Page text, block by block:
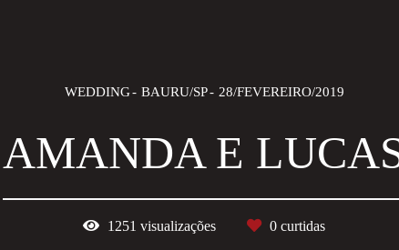
WEDDING BAURU/SP 28/FEVEREIRO/2019
AMANDA E
1251 visualizações 0 curtidas